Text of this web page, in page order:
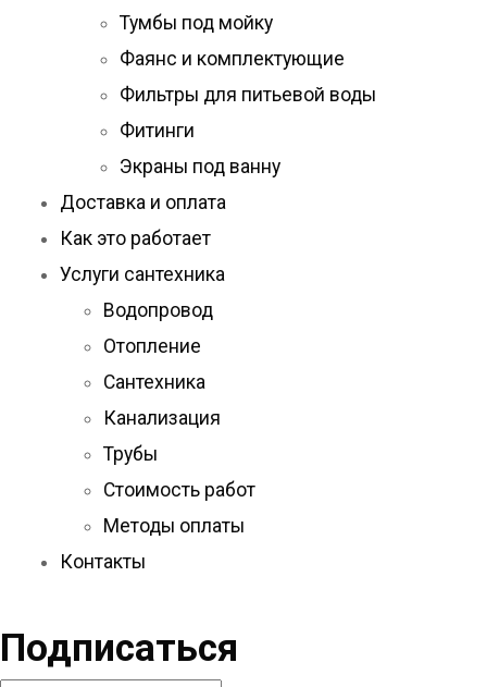
Тумбы под мойку
Фаянс и комплектующие
Фильтры для питьевой воды
Фитинги
Экраны под ванну
Доставка и оплата
Как это работает
Услуги сантехника
Водопровод
Отопление
Сантехника
Канализация
Трубы
Стоимость работ
Методы оплаты
Контакты
Подписаться